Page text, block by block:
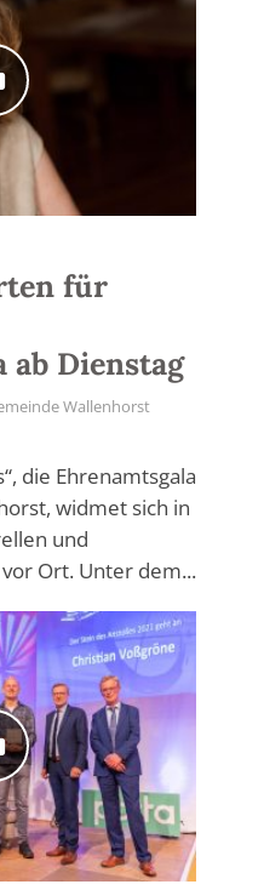
für
ab Dienstag
Wallenhorst
die Ehrenamtsgala
widmet sich in
und
Ort. Unter dem...